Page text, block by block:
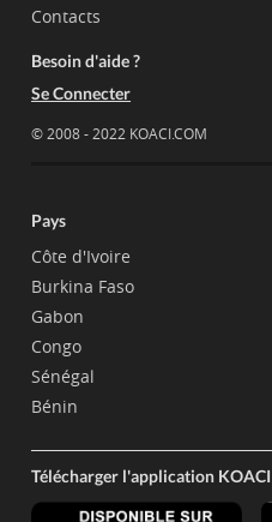
Contacts
Besoin d'aide ?
Se Connecter
© 2008 - 2022 KOACI.COM
Pays
Côte d'Ivoire
Burkina Faso
Gabon
Congo
Sénégal
Bénin
Télécharger l'application KOACI